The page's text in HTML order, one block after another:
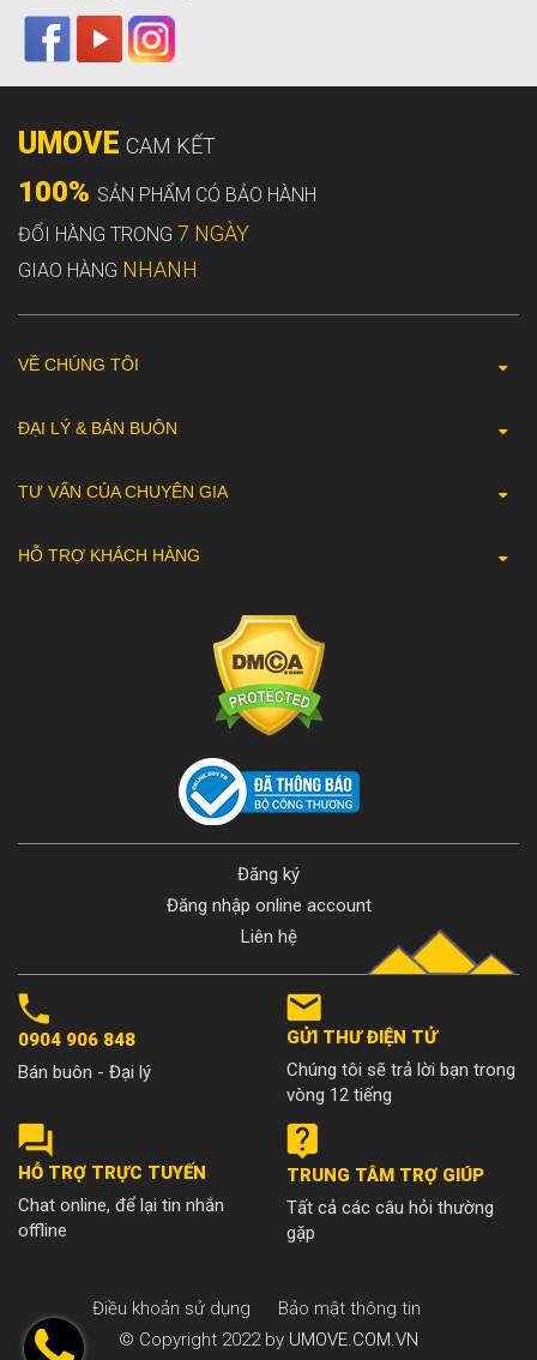
UMOVE CAM KẾT
100% SẢN PHẨM CÓ BẢO HÀNH
ĐỔI HÀNG TRONG 7 NGÀY
GIAO HÀNG NHANH
VỀ CHÚNG TÔI
ĐẠI LÝ & BÁN BUÔN
TƯ VẤN CỦA CHUYÊN GIA
HỖ TRỢ KHÁCH HÀNG
Đăng ký
Đăng nhập online account
Liên hệ
0904 906 848
Bán buôn - Đại lý
GỬI THƯ ĐIỆN TỬ
Chúng tôi sẽ trả lời bạn trong
vòng 12 tiếng
HỖ TRỢ TRỰC TUYẾN
Chat online, để lại tin nhắn
offline
TRUNG TÂM TRỢ GIÚP
Tất cả các câu hỏi thường
gặp
Điều khoản sử dụng
Bảo mật thông tin
© Copyright 2022 by UMOVE.COM.VN